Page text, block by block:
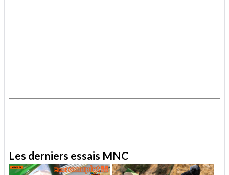
Les derniers essais MNC